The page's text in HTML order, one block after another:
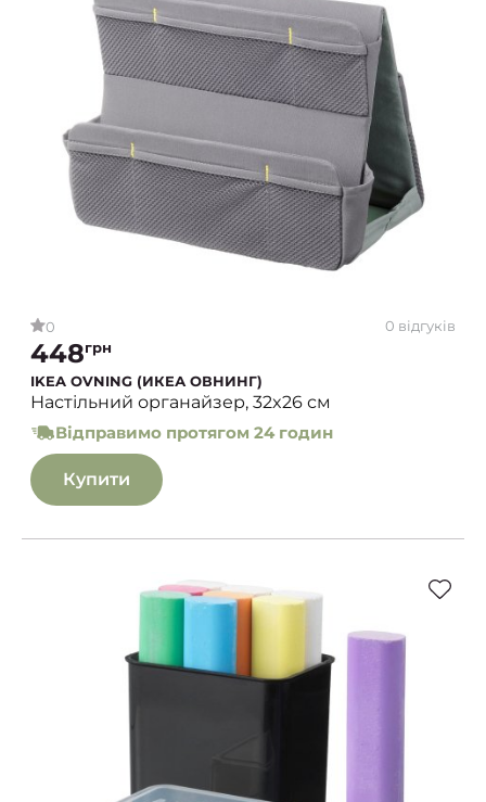
0 0 відгуків
448грн
IKEA OVNING (ИКЕА ОВНИНГ)
Настільний органайзер, 32x26 см
Відправимо протягом 24 годин
Купити